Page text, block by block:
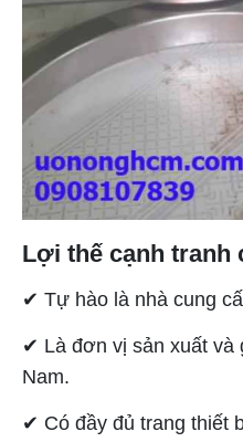
Lợi thế cạnh tranh
✔︎ Tự hào là nhà cung
✔︎ Là đơn vị sản xuất và
Nam.
✔︎ Có đầy đủ trang thiết